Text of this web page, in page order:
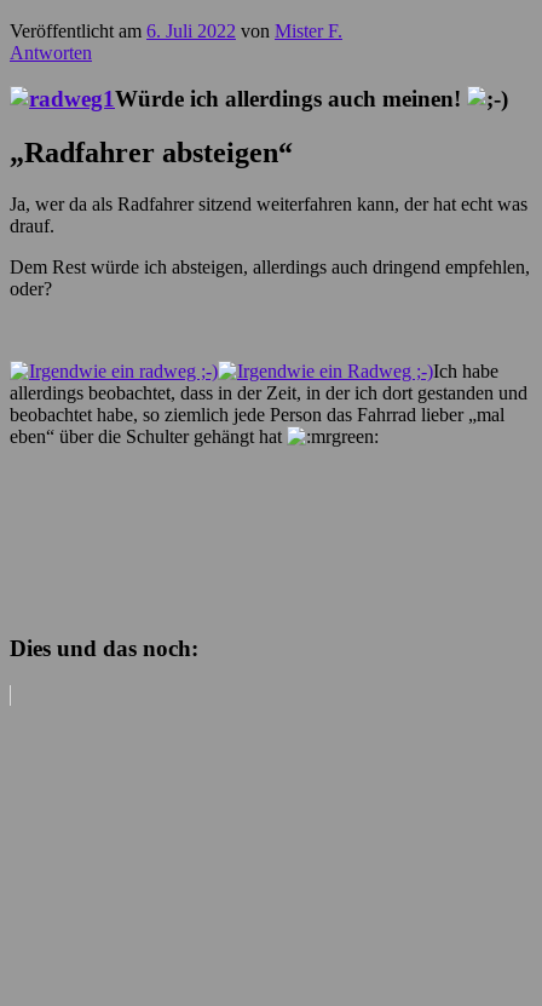
Veröffentlicht am 6. Juli 2022 von Mister F.
Antworten
Würde ich allerdings auch meinen!
„Radfahrer absteigen“
Ja, wer da als Radfahrer sitzend weiterfahren kann, der hat echt was
drauf.
Dem Rest würde ich absteigen, allerdings auch dringend empfehlen,
oder?
Ich habe
allerdings beobachtet, dass in der Zeit, in der ich dort gestanden und
beobachtet habe, so ziemlich jede Person das Fahrrad lieber „mal
eben“ über die Schulter gehängt hat
Dies und das noch: